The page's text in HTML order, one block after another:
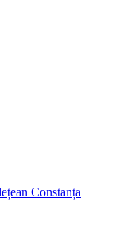
Constanța